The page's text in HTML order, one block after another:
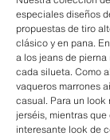
especiales diseños
propuestas de tiro
clásico y en pana.
a los jeans de
cada silueta. Como
vaqueros marrones
casual. Para un look
jerséis, mientras
interesante look de